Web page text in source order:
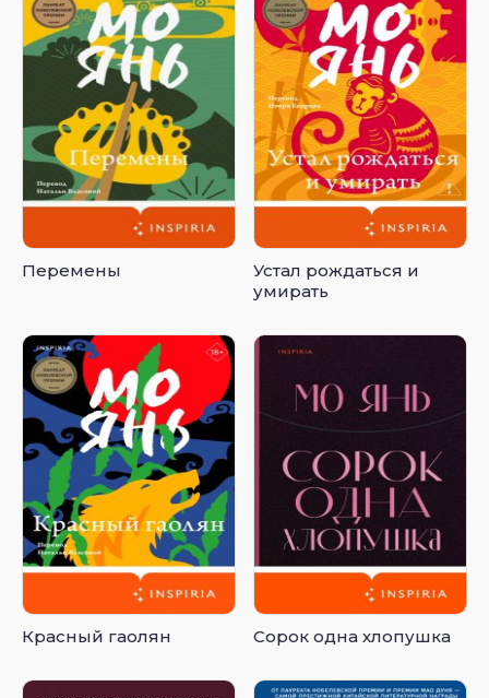
Перемены
Устал рождаться и
умирать
Красный гаолян Сорок одна хлопушка